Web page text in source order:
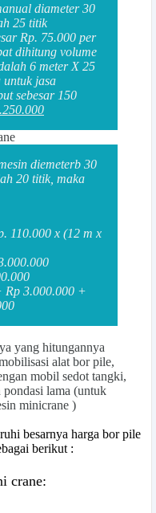
diameter 30
25 titik
Rp. 75.000 per
dihitung volume
6 meter X 25
untuk jasa
sebesar 150
diemeterb 30
20 titik, maka
110.000 x (12 m x
Rp 3.000.000 +
yang hitungannya
alat bor pile,
mobil sedot tangki,
lama (untuk
minicrane )
besarnya harga bor pile
berikut :
crane: